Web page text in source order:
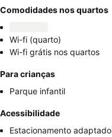
Comodidades nos quartos
Wi-fi (quarto)
Wi-fi grátis nos quartos
Para crianças
Parque infantil
Acessibilidade
Estacionamento adaptado